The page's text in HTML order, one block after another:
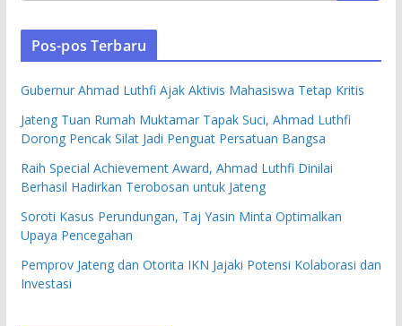
Pos-pos Terbaru
Gubernur Ahmad Luthfi Ajak Aktivis Mahasiswa Tetap Kritis
Jateng Tuan Rumah Muktamar Tapak Suci, Ahmad Luthfi
Dorong Pencak Silat Jadi Penguat Persatuan Bangsa
Raih Special Achievement Award, Ahmad Luthfi Dinilai
Berhasil Hadirkan Terobosan untuk Jateng
Soroti Kasus Perundungan, Taj Yasin Minta Optimalkan
Upaya Pencegahan
Pemprov Jateng dan Otorita IKN Jajaki Potensi Kolaborasi dan
Investasi